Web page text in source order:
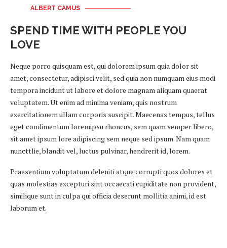
ALBERT CAMUS
SPEND TIME WITH PEOPLE YOU
LOVE
Neque porro quisquam est, qui dolorem ipsum quia dolor sit
amet, consectetur, adipisci velit, sed quia non numquam eius modi
tempora incidunt ut labore et dolore magnam aliquam quaerat
voluptatem. Ut enim ad minima veniam, quis nostrum
exercitationem ullam corporis suscipit. Maecenas tempus, tellus
eget condimentum loremipsu rhoncus, sem quam semper libero,
sit amet ipsum lore adipiscing sem neque sed ipsum. Nam quam
nuncttlie, blandit vel, luctus pulvinar, hendrerit id, lorem.
Praesentium voluptatum deleniti atque corrupti quos dolores et
quas molestias excepturi sint occaecati cupiditate non provident,
similique sunt in culpa qui officia deserunt mollitia animi, id est
laborum et.